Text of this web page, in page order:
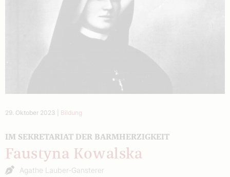
29. Oktober 2023 Bildung
IM SEKRETARIAT DER BARMHERZIGKEIT
Faustyna Kowalska
Agathe Lauber-Gansterer